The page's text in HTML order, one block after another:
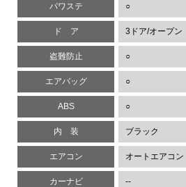
パワステ ○
ド ア 3ドア/オープン
盗難防止 ○
エアバッグ ○
ABS ○
内 装 ブラック
エアコン オートエアコン
カーナビ --